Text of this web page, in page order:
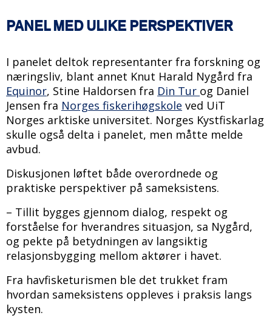
PANEL MED ULIKE PERSPEKTIVER
I panelet deltok representanter fra forskning og
næringsliv, blant annet Knut Harald Nygård fra
Equinor, Stine Haldorsen fra Din Tur og Daniel
Jensen fra Norges fiskerihøgskole ved UiT
Norges arktiske universitet. Norges Kystfiskarlag
skulle også delta i panelet, men måtte melde
avbud.
Diskusjonen løftet både overordnede og
praktiske perspektiver på sameksistens.
– Tillit bygges gjennom dialog, respekt og
forståelse for hverandres situasjon, sa Nygård,
og pekte på betydningen av langsiktig
relasjonsbygging mellom aktører i havet.
Fra havfisketurismen ble det trukket fram
hvordan sameksistens oppleves i praksis langs
kysten.